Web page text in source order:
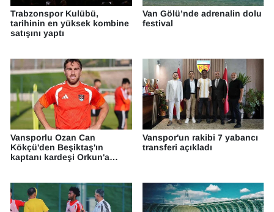
Trabzonspor Kulübü,
tarihinin en yüksek kombine
satışını yaptı
Van Gölü’nde adrenalin dolu
festival
Vansporlu Ozan Can
Kökçü'den Beşiktaş'ın
kaptanı kardeşi Orkun'a
Vanspor'un rakibi 7 yabancı
transferi açıkladı